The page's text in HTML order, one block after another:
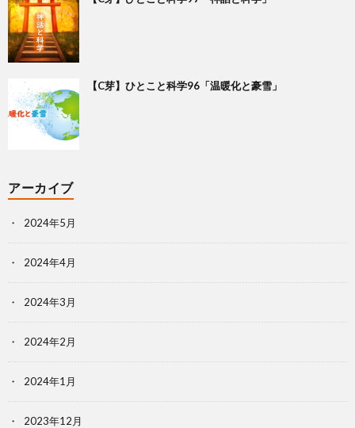
【C芽】ひとこと科学96「温暖化と豪雪」
アーカイブ
2024年5月
2024年4月
2024年3月
2024年2月
2024年1月
2023年12月